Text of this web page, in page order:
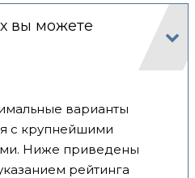
вы можете
варианты
с крупнейшими
Ниже приведены
рейтинга